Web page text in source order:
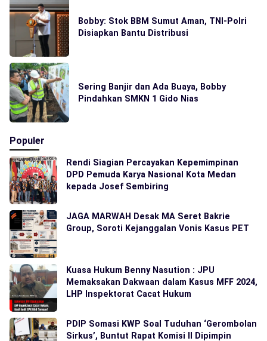
Bobby: Stok BBM Sumut Aman, TNI-Polri
Disiapkan Bantu Distribusi
Sering Banjir dan Ada Buaya, Bobby
Pindahkan SMKN 1 Gido Nias
Populer
Rendi Siagian Percayakan Kepemimpinan
DPD Pemuda Karya Nasional Kota Medan
kepada Josef Sembiring
JAGA MARWAH Desak MA Seret Bakrie
Group, Soroti Kejanggalan Vonis Kasus PET
Kuasa Hukum Benny Nasution : JPU
Memaksakan Dakwaan dalam Kasus MFF 2024,
LHP Inspektorat Cacat Hukum
PDIP Somasi KWP Soal Tuduhan ‘Gerombolan
Sirkus’, Buntut Rapat Komisi II Dipimpin